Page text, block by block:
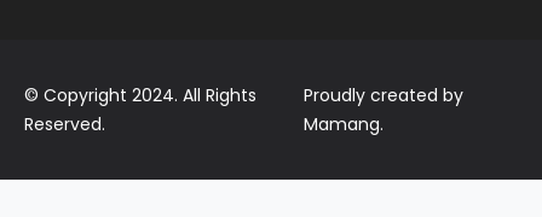
© Copyright 2024. All Rights
Reserved.
Proudly created by
Mamang.